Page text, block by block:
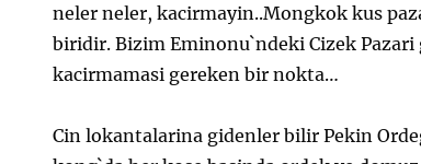
neler neler, kacirmayin..Mongkok kus
biridir. Bizim Eminonu`ndeki Cizek
kacirmamasi gereken bir nokta…
Cin lokantalarina gidenler bilir Pekin